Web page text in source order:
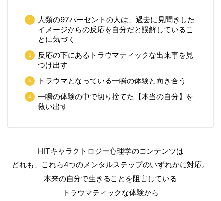
人類の97パーセントの人は、過去に見聞きした
イメージからの反応を自分だと誤解しているこ
とに気づく
反応の下にあるトラウマティックな出来事を見
つけ出す
トラウマとなっている一瞬の体験と向き合う
一瞬の体験の中で切り捨てた【本当の自分】を
救い出す
HITキャラクトロジー心理学のコンテンツは
どれも、これら4つのメンタルステップのいずれかに対応。
本来の自分で生きることを阻害している
トラウマティックな体験から